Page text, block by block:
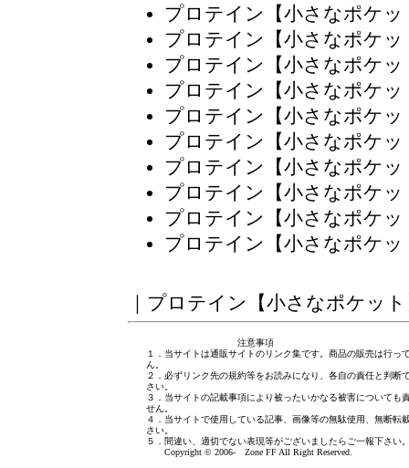
プロテイン【小さなポケ
プロテイン【小さなポケ
プロテイン【小さなポケ
プロテイン【小さなポケ
プロテイン【小さなポケ
プロテイン【小さなポケ
プロテイン【小さなポケ
プロテイン【小さなポケ
プロテイン【小さなポケ
プロテイン【小さなポケ
｜ プロテイン【小さなポケッ
注意事項
１．当サイトは通販サイトのリンク集です。商品の販売は行っ
ん。
２．必ずリンク先の規約等をお読みになり、各自の責任と判断
さい。
３．当サイトの記載事項により被ったいかなる被害についても
せん。
４．当サイトで使用している記事、画像等の無駄使用、無断転
さい。
５．間違い、適切でない表現等がございましたら ご一報下さい
Copyright © 2006- Zone FF All Right Reserved.